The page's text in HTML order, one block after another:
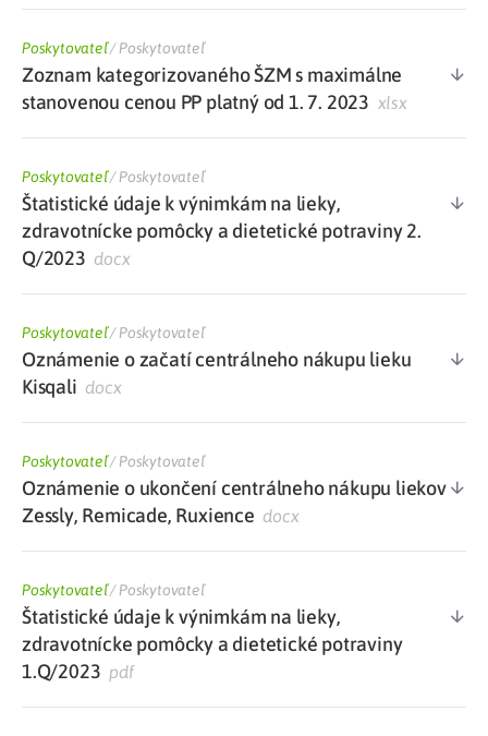
Poskytovateľ/Poskytovateľ
Zoznam kategorizovaného ŠZM s maximálne
stanovenou cenou PP platný od 1. 7. 2023 xlsx
Poskytovateľ/Poskytovateľ
Štatistické údaje k výnimkám na lieky,
zdravotnícke pomôcky a dietetické potraviny 2.
Q/2023 docx
Poskytovateľ/Poskytovateľ
Oznámenie o začatí centrálneho nákupu lieku
Kisqali docx
Poskytovateľ/Poskytovateľ
Oznámenie o ukončení centrálneho nákupu liekov
Zessly, Remicade, Ruxience docx
Poskytovateľ/Poskytovateľ
Štatistické údaje k výnimkám na lieky,
zdravotnícke pomôcky a dietetické potraviny
1.Q/2023 pdf